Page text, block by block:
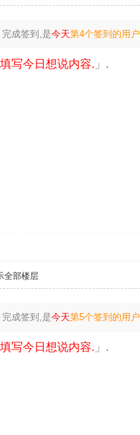
完成签到,是今天第4个签到的用户
写今日想说内容. 」.
全部楼层
完成签到,是今天第5个签到的用户
写今日想说内容. 」.